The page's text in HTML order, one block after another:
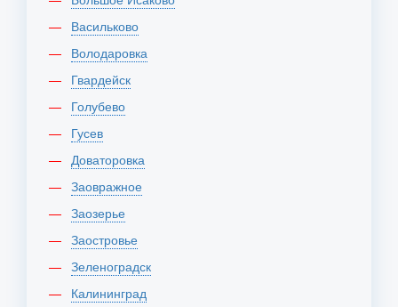
Васильково
Володаровка
Гвардейск
Голубево
Гусев
Доваторовка
Заовражное
Заозерье
Заостровье
Зеленоградск
Калининград